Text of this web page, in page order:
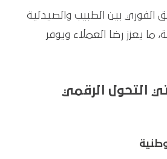
الفوري بين الطبيب والصيدلية
ما يعزز رضا العملاء ويوفر
التحول الرقمي